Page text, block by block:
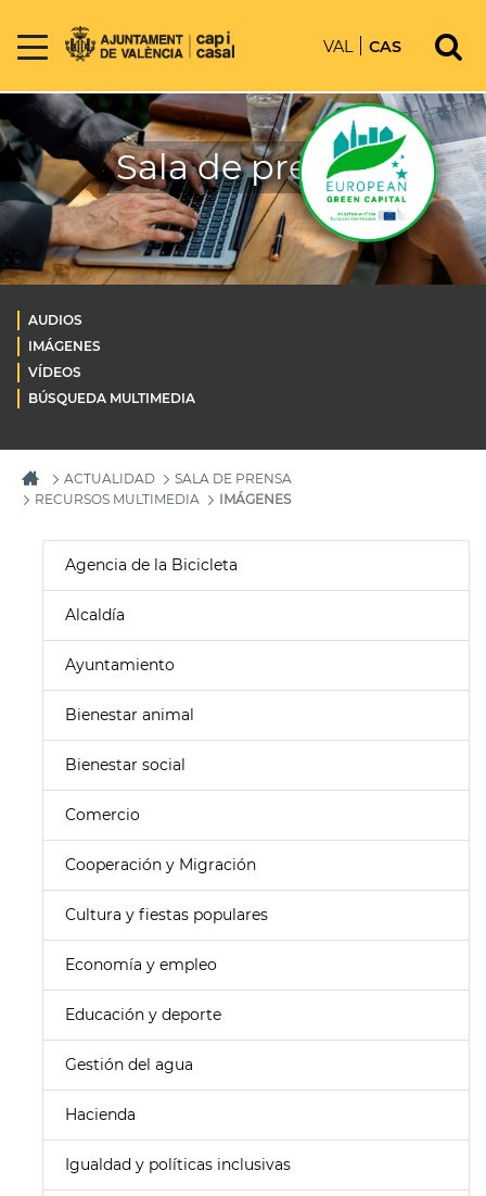
VAL CAS
Sala de prensa
AUDIOS
IMÁGENES
VÍDEOS
BÚSQUEDA MULTIMEDIA
ACTUALIDAD
SALA DE PRENSA
RECURSOS MULTIMEDIA
IMÁGENES
Agencia de la Bicicleta
Alcaldía
Ayuntamiento
Bienestar animal
Bienestar social
Comercio
Cooperación y Migración
Cultura y fiestas populares
Economía y empleo
Educación y deporte
Gestión del agua
Hacienda
Igualdad y políticas inclusivas